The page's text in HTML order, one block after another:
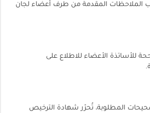
الملاحظات المقدمة من طرف أعضاء لجان
للأساتذة الأعضاء للاطلاع على
المطلوبة، تُحرّر شهادة الترخيص